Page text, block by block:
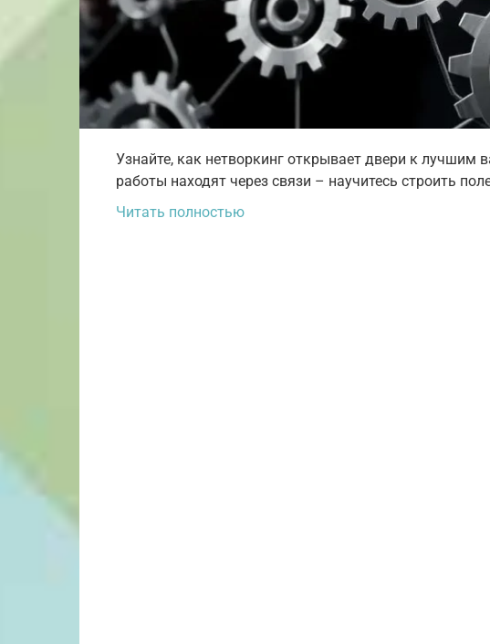
Узнайте, как нетворкинг открывает двери к лучшим
работы находят через связи – научитесь строить
Читать полностью